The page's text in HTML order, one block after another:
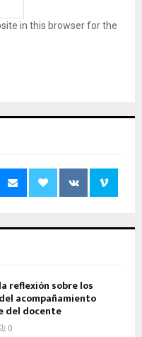
in this browser for the
reflexión sobre los
acompañamiento
del docente
0